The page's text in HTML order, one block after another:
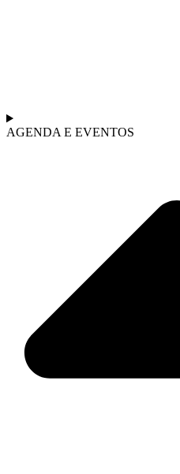
AGENDA E EVENTOS